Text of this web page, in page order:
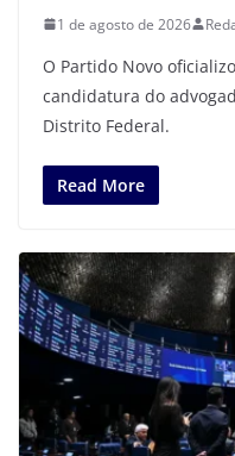
1 de agosto de 2026
O Partido Novo
candidatura do
Distrito Federal.
Read More